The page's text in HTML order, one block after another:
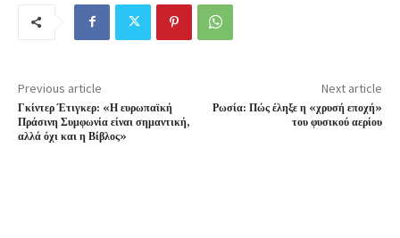
Previous article
Γκίντερ Έτιγκερ: «Η ευρωπαϊκή
Πράσινη Συμφωνία είναι σημαντική,
αλλά όχι και η Βίβλος»
Next article
Ρωσία: Πώς έληξε η «χρυσή εποχή»
του φυσικού αερίου